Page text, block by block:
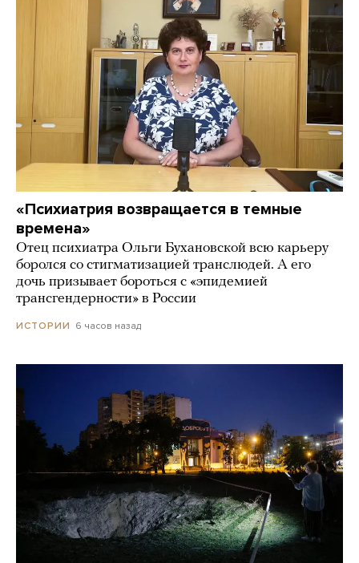
«Психиатрия возвращается в темные
времена»
Отец психиатра Ольги Бухановской всю карьеру
боролся со стигматизацией транслюдей. А его
дочь призывает бороться с «эпидемией
трансгендерности» в России
ИСТОРИИ 6 часов назад